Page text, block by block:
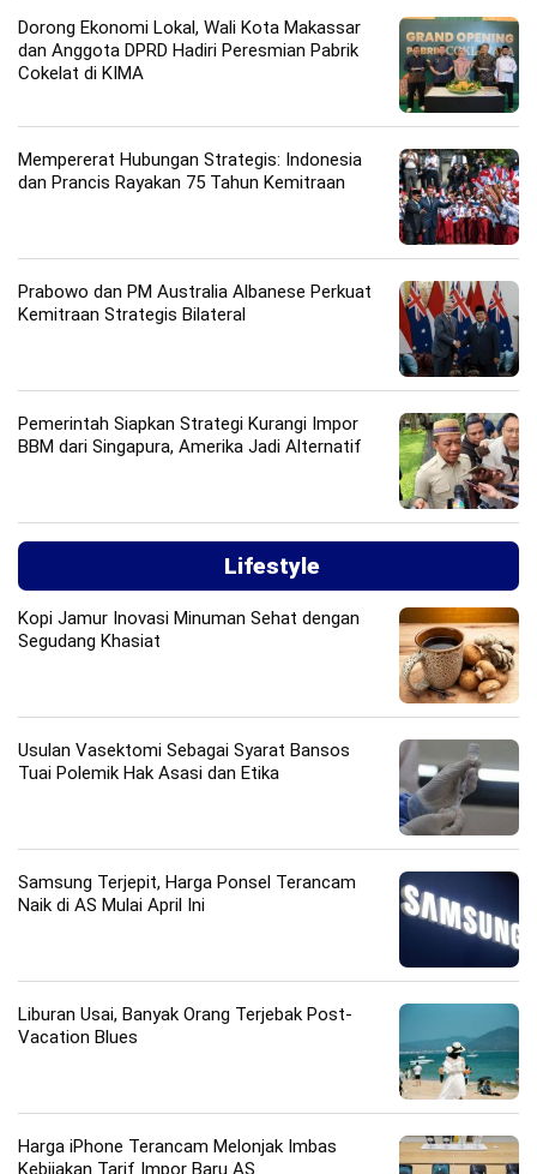
Dorong Ekonomi Lokal, Wali Kota Makassar
dan Anggota DPRD Hadiri Peresmian Pabrik
Cokelat di KIMA
Mempererat Hubungan Strategis: Indonesia
dan Prancis Rayakan 75 Tahun Kemitraan
Prabowo dan PM Australia Albanese Perkuat
Kemitraan Strategis Bilateral
Pemerintah Siapkan Strategi Kurangi Impor
BBM dari Singapura, Amerika Jadi Alternatif
Lifestyle
Kopi Jamur Inovasi Minuman Sehat dengan
Segudang Khasiat
Usulan Vasektomi Sebagai Syarat Bansos
Tuai Polemik Hak Asasi dan Etika
Samsung Terjepit, Harga Ponsel Terancam
Naik di AS Mulai April Ini
Liburan Usai, Banyak Orang Terjebak Post-
Vacation Blues
Harga iPhone Terancam Melonjak Imbas
Kebijakan Tarif Impor Baru AS